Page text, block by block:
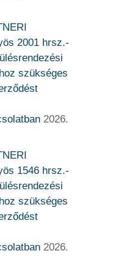
2001 hrsz.-
szükséges
2026.
1546 hrsz.-
szükséges
2026.